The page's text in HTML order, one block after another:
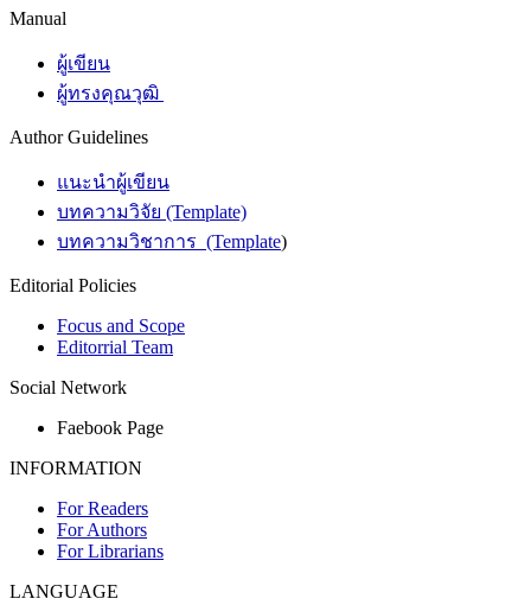
Manual
ผู้เขียน
ผู้ทรงคุณวุฒิ
Author Guidelines
แนะนำผู้เขียน
บทความวิจัย (Template)
บทความวิชาการ (Template)
Editorial Policies
Focus and Scope
Editorrial Team
Social Network
Faebook Page
INFORMATION
For Readers
For Authors
For Librarians
LANGUAGE